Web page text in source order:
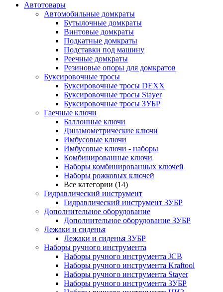
Автотовары
Автомобильные домкраты
Бутылочные домкраты
Винтовые домкраты
Подкатные домкраты
Подставки под машину
Реечные домкраты
Резиновые опоры для домкратов
Буксировочные тросы
Буксировочные тросы DEXX
Буксировочные тросы Stayer
Буксировочные тросы ЗУБР
Гаечные ключи
Баллонные ключи
Динамометрические ключи
Имбусовые ключи
Имбусовые ключи - наборы
Комбинированные ключи
Наборы комбинированных ключей
Наборы рожковых ключей
Все категории (14)
Гидравлический инструмент
Гидравлический инструмент ЗУБР
Дополнительное оборудование
Дополнительное оборудование ЗУБР
Лежаки и сиденья
Лежаки и сиденья ЗУБР
Наборы ручного инструмента
Наборы ручного инструмента JCB
Наборы ручного инструмента Kraftool
Наборы ручного инструмента Stayer
Наборы ручного инструмента ЗУБР